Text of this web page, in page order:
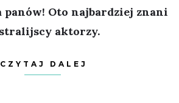
Oto najbardziej znani
aktorzy.
CZYTAJ DALEJ